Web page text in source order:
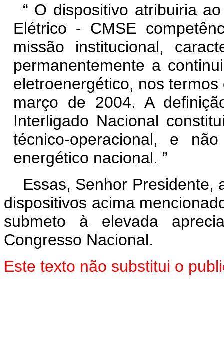
“ O dispositivo atribuiria
Elétrico - CMSE
missão institucional,
permanentemente a
eletroenergético, nos
março de 2004. A
Interligado Nacional
técnico-operacional, e
energético nacional. ”
Essas, Senhor Presidente,
dispositivos acima
submeto à elevada
Congresso Nacional.
Este texto não substitui o